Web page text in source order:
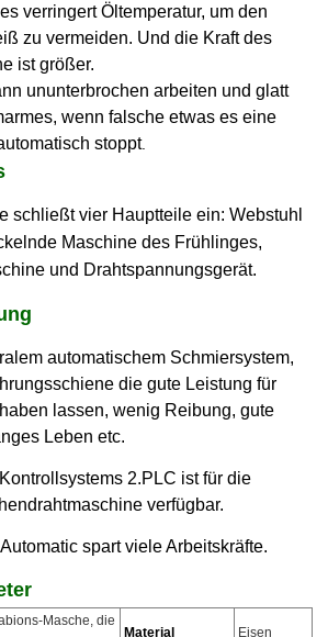
es verringert Öltemperatur, um den
zu vermeiden. Und die Kraft des
ist größer.
ununterbrochen arbeiten und glatt
wenn falsche etwas es eine
stoppt.
schließt vier Hauptteile ein: Webstuhl
Maschine des Frühlinges,
und Drahtspannungsgerät.
automatischem Schmiersystem,
die gute Leistung für
lassen, wenig Reibung, gute
Leben etc.
2.PLC ist für die
verfügbar.
spart viele Arbeitskräfte.
Masche, die
Material Eisen